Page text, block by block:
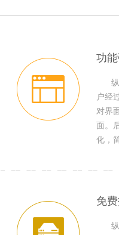
功
户经
对界
面。
化，
免